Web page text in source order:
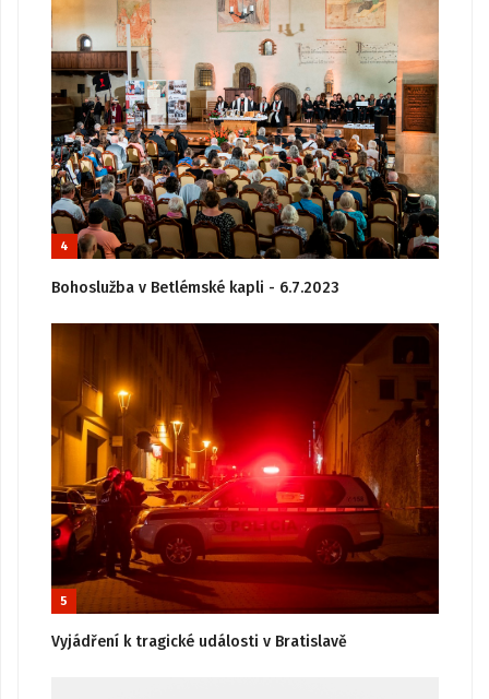
4
Bohoslužba v Betlémské kapli - 6.7.2023
5
Vyjádření k tragické události v Bratislavě